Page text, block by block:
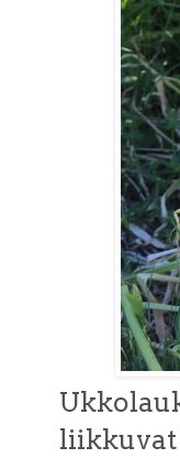
liikkuvat